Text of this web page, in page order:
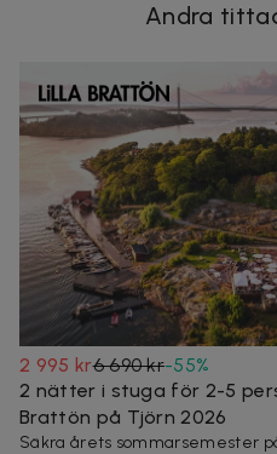
Andra
2 995 kr6 690 kr-55%
2 nätter i stuga för 2-5
Brattön på Tjörn 2026
Säkra årets sommarsemester